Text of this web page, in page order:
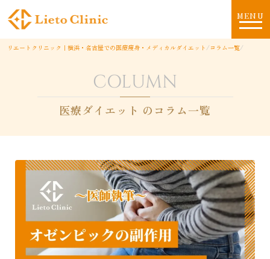
MENU
リエートクリニック｜横浜・名古屋での医療痩身・メディカルダイエット /コラム一覧/
COLUMN
医療ダイエット のコラム一覧